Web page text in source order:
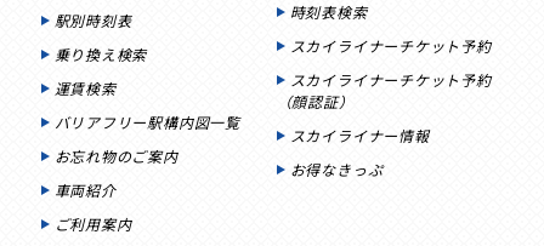
駅別時刻表
乗り換え検索
運賃検索
バリアフリー駅構内図一覧
お忘れ物のご案内
車両紹介
ご利用案内
時刻表検索
スカイライナーチケット予約
スカイライナーチケット予約
（顔認証）
スカイライナー情報
お得なきっぷ